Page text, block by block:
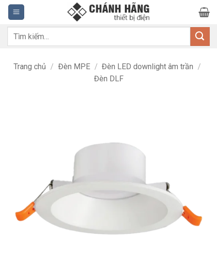
Bỏ
qua
nội
dung
Tìm
Trang chủ / Đèn MPE / Đèn LED downlight âm trần /
Đèn DLF